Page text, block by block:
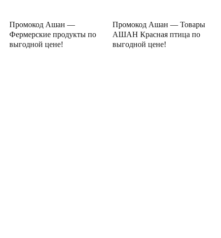
Промокод Ашан —
Фермерские продукты по
выгодной цене!
Промокод Ашан — Товары
АШАН Красная птица по
выгодной цене!